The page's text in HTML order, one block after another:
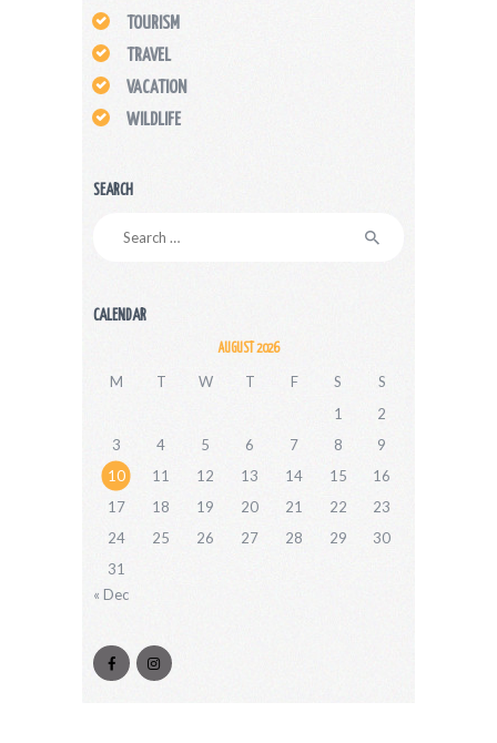
TOURISM
TRAVEL
VACATION
WILDLIFE
SEARCH
CALENDAR
AUGUST 2026
M T W T F S
S
1
2
3
4 5 6 7 8
9
10
11 12 13 14 15
16
17
18 19 20 21 22
23
24
25 26 27 28 29
30
31
« Dec